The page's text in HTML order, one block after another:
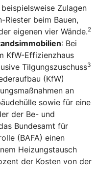
Zulagen
beim Bauen,
eigenen vier Wände.2
: Bei
KfW-Effizienzhaus
Tilgungszuschuss3
(KfW)
an
sowie für eine
der Be- und
Bundesamt für
(BAFA) einen
Heizungstausch
der Kosten von der